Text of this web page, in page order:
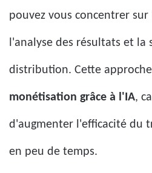
pouvez vous concentrer
l'analyse des résultats et la
distribution. Cette
monétisation grâce à l'IA,
d'augmenter l'efficacité du
en peu de temps.